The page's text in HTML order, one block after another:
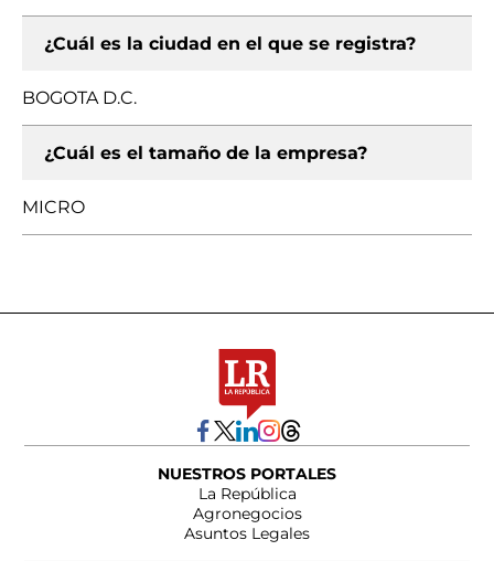
¿Cuál es la ciudad en el que se registra?
BOGOTA D.C.
¿Cuál es el tamaño de la empresa?
MICRO
NUESTROS PORTALES
La República
Agronegocios
Asuntos Legales